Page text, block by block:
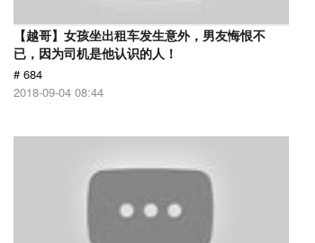
【越哥】女孩坐出租车发生意外，男友悔恨不
已，因为司机是他认识的人！
# 684
2018-09-04 08:44